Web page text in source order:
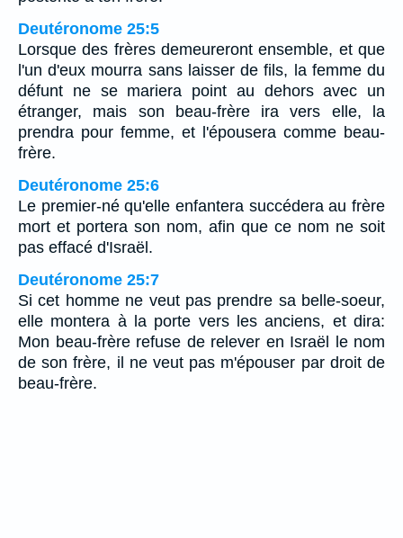
Deutéronome 25:5
Lorsque des frères demeureront ensemble, et que
l'un d'eux mourra sans laisser de fils, la femme du
défunt ne se mariera point au dehors avec un
étranger, mais son beau-frère ira vers elle, la
prendra pour femme, et l'épousera comme beau-
frère.
Deutéronome 25:6
Le premier-né qu'elle enfantera succédera au frère
mort et portera son nom, afin que ce nom ne soit
pas effacé d'Israël.
Deutéronome 25:7
Si cet homme ne veut pas prendre sa belle-soeur,
elle montera à la porte vers les anciens, et dira:
Mon beau-frère refuse de relever en Israël le nom
de son frère, il ne veut pas m'épouser par droit de
beau-frère.